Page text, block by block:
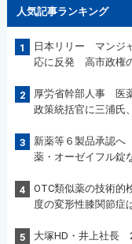
人気記事ランキング
1
日本リリー マンジ
応に反発 高市政権
2
厚労省幹部人事 医
政策統括官に三浦氏
3
新薬等６製品承認
薬・オーゼイフル
4
OTC類似薬の技術
度の変形性膝関節
5
大塚HD・井上社長